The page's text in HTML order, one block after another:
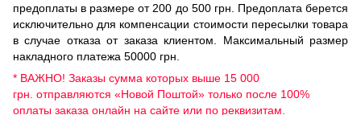
предоплаты в размере от 200 до 500 грн. Предоплата берется
исключительно для компенсации стоимости пересылки товара
в случае отказа от заказа клиентом. Максимальный размер
накладного платежа 50000 грн.
* ВАЖНО! Заказы сумма которых выше 15 000
грн. отправляются «Новой Поштой» только после 100%
оплаты заказа онлайн на сайте или по реквизитам.